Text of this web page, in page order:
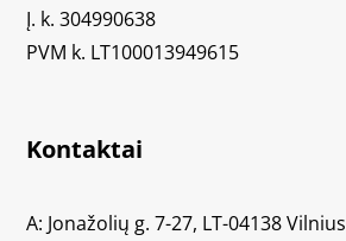
Į. k. 304990638
PVM k. LT100013949615
Kontaktai
A: Jonažolių g. 7-27, LT-04138 Vilnius